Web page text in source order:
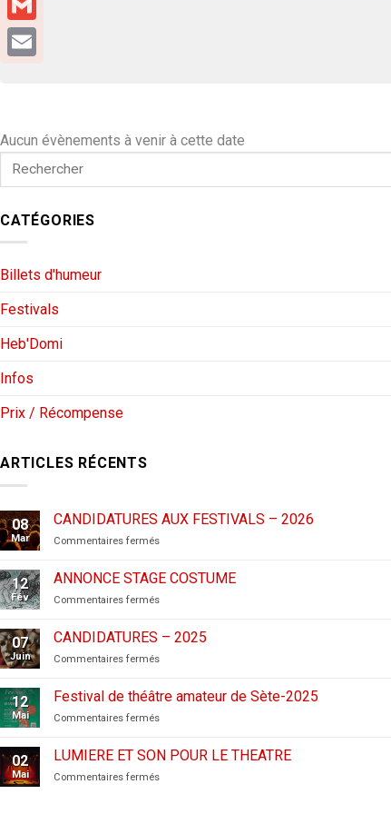
Aucun évènements à venir à cette date
CATÉGORIES
Billets d'humeur
Festivals
Heb'Domi
Infos
Prix / Récompense
ARTICLES RÉCENTS
08
Mar
CANDIDATURES AUX FESTIVALS – 2026
Commentaires ferméssur
AUX
FESTIVALS
–
12
Fév
ANNONCE STAGE COSTUME
Commentaires ferméssur
STAGE
COSTUME
07
Juin
CANDIDATURES – 2025
Commentaires ferméssur
2025
12
Mai
Festival de théâtre amateur de Sète-2025
Commentaires ferméssur
de
théâtre
amateur
02
Mai
LUMIERE ET SON POUR LE THEATRE
Commentaires ferméssur
Gmail